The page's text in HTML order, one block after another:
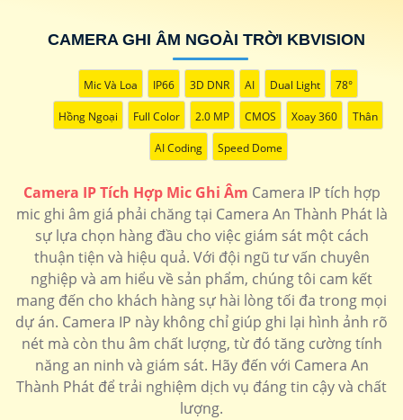
CAMERA GHI ÂM NGOÀI TRỜI KBVISION
Mic Và Loa IP66 3D DNR AI Dual Light 78°
Hồng Ngoại Full Color 2.0 MP CMOS Xoay 360 Thân
AI Coding Speed Dome
Camera IP Tích Hợp Mic Ghi Âm Camera IP tích hợp
mic ghi âm giá phải chăng tại Camera An Thành Phát là
sự lựa chọn hàng đầu cho việc giám sát một cách
thuận tiện và hiệu quả. Với đội ngũ tư vấn chuyên
nghiệp và am hiểu về sản phẩm, chúng tôi cam kết
mang đến cho khách hàng sự hài lòng tối đa trong mọi
dự án. Camera IP này không chỉ giúp ghi lại hình ảnh rõ
nét mà còn thu âm chất lượng, từ đó tăng cường tính
năng an ninh và giám sát. Hãy đến với Camera An
Thành Phát để trải nghiệm dịch vụ đáng tin cậy và chất
lượng.